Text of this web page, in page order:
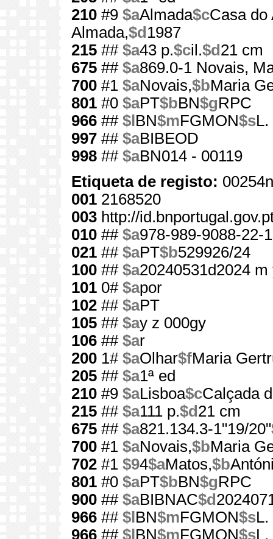
210 #9 $aAlmada$cCasa do
Almada,$d 1987
215 ## $a43 p.$cil.$d 21 cm
675 ## $a869.0-1 Novais,
700 #1 $aNovais,$bMaria
801 #0 $aPT$bBN$gRPC
966 ## $l BN$mFGMON$sL.
997 ## $aBIBEOD
998 ## $aBN014 - 00119
Etiqueta de registo:
001 2168520
003 http://
010 ## $a978-989-9088-22-1
021 ## $aPT$b529926/24
100 ## $a20240531d2024
101 0# $apor
102 ## $aPT
105 ## $ay z 000gy
106 ## $ar
200 1# $aOlhar$fMaria
205 ## $a1ª ed
210 #9 $aLisboa$cCalçada
215 ## $a111 p.$d 21 cm
675 ## $a821.134.3-1"19/20"
700 #1 $aNovais,$bMaria
702 #1 $94$aMatos,$b
801 #0 $aPT$bBN$gRPC
900 ## $aBIBNAC$d
966 ## $l BN$mFGMON$sL.
966 ## $l BN$mFGMON$sL.